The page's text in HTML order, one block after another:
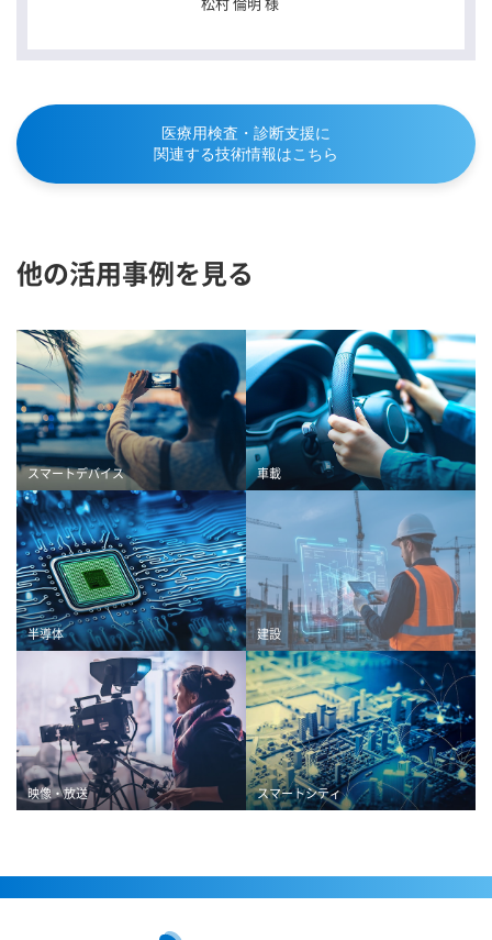
医療用検査・診断支援に
関連する技術情報はこちら
他の活用事例を見る
スマートデバイス 車載
半導体 建設
映像・放送 スマートシティ